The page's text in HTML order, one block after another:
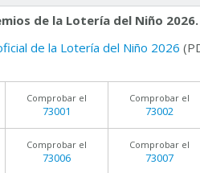
de la Lotería del Niño 2026.
de la Lotería del Niño 2026
Comprobar el
73001
Comprobar el
73002
Comprobar el
73006
Comprobar el
73007